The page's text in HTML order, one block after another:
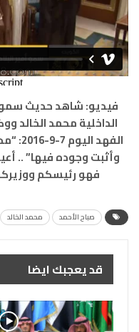
فيديو: شاهد حديث سمو
الداخلية محمد الخالد
وأثبت وجوده فيها” ..
فهو رئيسكم
صباح الأحمد محمد الخالد
قد يعجبك ايضا